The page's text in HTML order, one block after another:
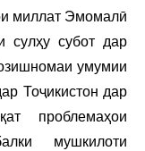
миллат Эмомалӣ
сулҳу субот дар
умумии
Тоҷикистон дар
проблемаҳои
мушкилоти